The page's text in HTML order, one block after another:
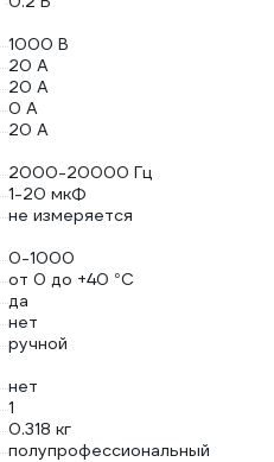
1000 В
20 А
20 А
0 А
20 А
2000-20000 Гц
1-20 мкФ
не измеряется
0-1000
от 0 до +40 °С
да
нет
ручной
нет
1
0.318 кг
полупрофессиональный